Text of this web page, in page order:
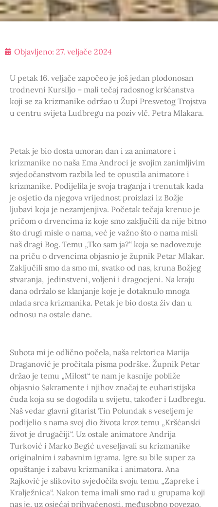
Objavljeno: 27. veljače 2024
U petak 16. veljače započeo je još jedan plodonosan
trodnevni Kursiljo – mali tečaj radosnog kršćanstva
koji se za krizmanike održao u Župi Presvetog Trojstva
u centru svijeta Ludbregu na poziv vlč. Petra Mlakara.
Petak je bio dosta umoran dan i za animatore i
krizmanike no naša Ema Androci je svojim zanimljivim
svjedočanstvom razbila led te opustila animatore i
krizmanike. Podijelila je svoja traganja i trenutak kada
je osjetio da njegova vrijednost proizlazi iz Božje
ljubavi koja je nezamjenjiva. Početak tečaja krenuo je
pričom o drvencima iz koje smo zaključili da nije bitno
što drugi misle o nama, već je važno što o nama misli
naš dragi Bog. Temu „Tko sam ja?“ koja se nadovezuje
na priču o drvencima objasnio je župnik Petar Mlakar.
Zaključili smo da smo mi, svatko od nas, kruna Božjeg
stvaranja, jedinstveni, voljeni i dragocjeni. Na kraju
dana održalo se klanjanje koje je dotaknulo mnoga
mlada srca krizmanika. Petak je bio dosta živ dan u
odnosu na ostale dane.
Subota mi je odlično počela, naša rektorica Marija
Draganović je pročitala pisma podrške. Župnik Petar
držao je temu „Milost“ te nam je kasnije pobliže
objasnio Sakramente i njihov značaj te euharistijska
čuda koja su se dogodila u svijetu, također i Ludbregu.
Naš vedar glavni gitarist Tin Polundak s veseljem je
podijelio s nama svoj dio života kroz temu „Kršćanski
život je drugačiji“. Uz ostale animatore Andrija
Turković i Marko Begić uveseljavali su krizmanike
originalnim i zabavnim igrama. Igre su bile super za
opuštanje i zabavu krizmanika i animatora. Ana
Rajković je slikovito svjedočila svoju temu „Zapreke i
Kralježnica“. Nakon tema imali smo rad u grupama koji
nas je, uz osjećaj prihvaćenosti, međusobno povezao,